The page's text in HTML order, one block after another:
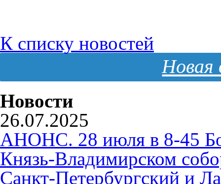
К списку новостей
Новая
Новости
26.07.2025
АНОНС. 28 июля в 8-45
Князь-Владимирском
Санкт-Петербургский и